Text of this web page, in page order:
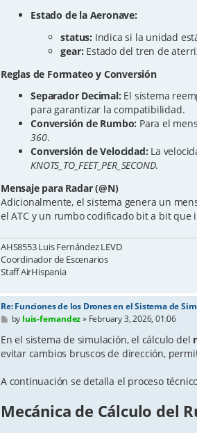
Estado de la Aeronave:
status: Indica si la unidad
gear: Estado del tren de
Reglas de Formateo y Conversión
Separador Decimal: El sistema
para garantizar la compatibilidad.
Conversión de Rumbo: Para el
360.
Conversión de Velocidad: La
KNOTS_TO_FEET_PER_SECOND.
Mensaje para Radar (@N)
Adicionalmente, el sistema genera un
el ATC y un rumbo codificado bit a bit que
AHS8553 Luis Fernández LEVD
Coordinador de Escenarios
Staff AirHispania
Re: Funciones de los Drones en el Sistema de
P
s
t
by luis-fernandez» February 3, 2026, 01:06
En el sistema de simulación, el cálculo del
evitar cambios bruscos de dirección,
A continuación se detalla el proceso
Mecánica de Cálculo del